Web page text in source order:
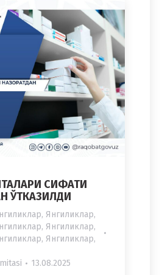
СИФАТИ
ЎТКАЗИЛДИ
, Янгиликлар,
, Янгиликлар,
, Янгиликлар,
13.08.2025